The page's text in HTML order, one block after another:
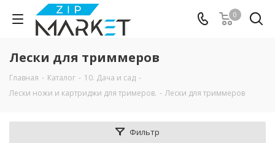
0
Лески для триммеров
Главная - Каталог - 10. Дача и сад -
Лески ножи и картриджи для тримеров. - Лески для триммеров
Фильтр